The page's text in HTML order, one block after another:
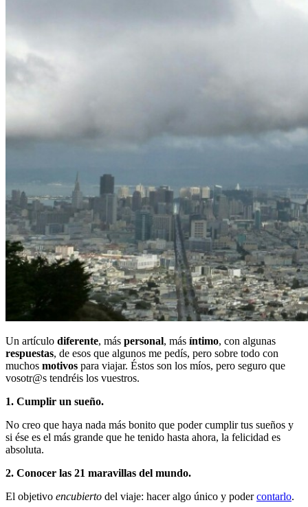
Un artículo diferente, más personal, más íntimo, con algunas
respuestas, de esos que algunos me pedís, pero sobre todo con
muchos motivos para viajar. Éstos son los míos, pero seguro que
vosotr@s tendréis los vuestros.
1. Cumplir un sueño.
No creo que haya nada más bonito que poder cumplir tus sueños y
si ése es el más grande que he tenido hasta ahora, la felicidad es
absoluta.
2. Conocer las 21 maravillas del mundo.
El objetivo encubierto del viaje: hacer algo único y podercontarlo.